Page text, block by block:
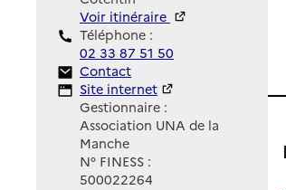
Voir itinéraire
Téléphone :
02 33 87 51 50
Contact
Contact
Site Internet
Site internet
Gestionnaire :
Association UNA de la
Manche
N° FINESS :
500022264